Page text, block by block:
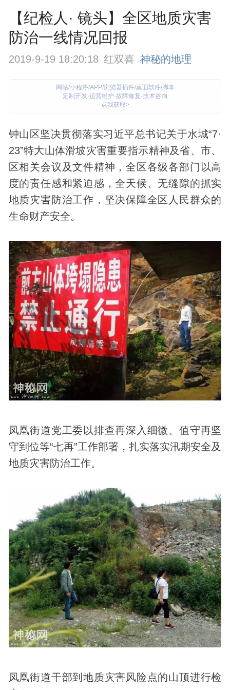
【纪检人· 镜头】全区地质灾害
防治一线情况回报
2019-9-19 18:20:18 红双喜 神秘的地理
网站/小程序/APP/浏览器插件/桌面软件/脚本
定制开发·运营维护·故障修复·技术咨询
点我获取>
钟山区坚决贯彻落实习近平总书记关于水城“7·
23”特大山体滑坡灾害重要指示精神及省、市、
区相关会议及文件精神，全区各级各部门以高
度的责任感和紧迫感，全天候、无缝隙的抓实
地质灾害防治工作，坚决保障全区人民群众的
生命财产安全。
凤凰街道党工委以排查再深入细微、值守再坚
守到位等“七再”工作部署，扎实落实汛期安全及
地质灾害防治工作。
凤凰街道干部到地质灾害风险点的山顶进行检